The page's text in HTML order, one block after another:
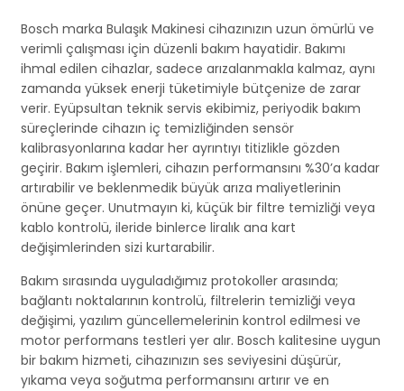
Bosch marka Bulaşık Makinesi cihazınızın uzun ömürlü ve
verimli çalışması için düzenli bakım hayatidir. Bakımı
ihmal edilen cihazlar, sadece arızalanmakla kalmaz, aynı
zamanda yüksek enerji tüketimiyle bütçenize de zarar
verir. Eyüpsultan teknik servis ekibimiz, periyodik bakım
süreçlerinde cihazın iç temizliğinden sensör
kalibrasyonlarına kadar her ayrıntıyı titizlikle gözden
geçirir. Bakım işlemleri, cihazın performansını %30’a kadar
artırabilir ve beklenmedik büyük arıza maliyetlerinin
önüne geçer. Unutmayın ki, küçük bir filtre temizliği veya
kablo kontrolü, ileride binlerce liralık ana kart
değişimlerinden sizi kurtarabilir.
Bakım sırasında uyguladığımız protokoller arasında;
bağlantı noktalarının kontrolü, filtrelerin temizliği veya
değişimi, yazılım güncellemelerinin kontrol edilmesi ve
motor performans testleri yer alır. Bosch kalitesine uygun
bir bakım hizmeti, cihazınızın ses seviyesini düşürür,
yıkama veya soğutma performansını artırır ve en